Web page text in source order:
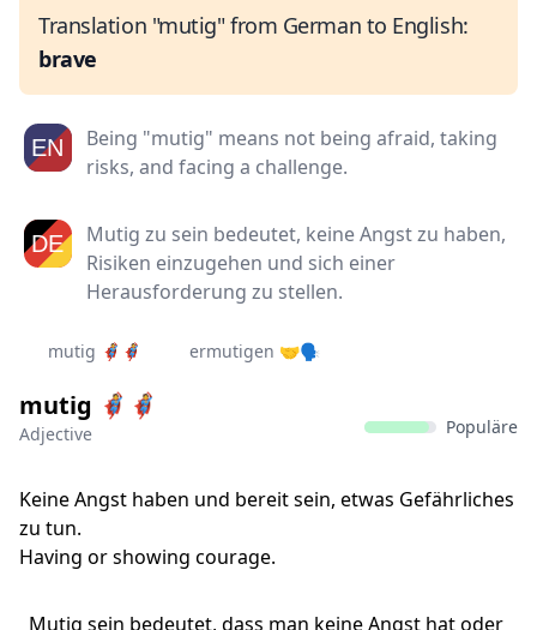
Translation "mutig" from German to English:
brave
Being "mutig" means not being afraid, taking
risks, and facing a challenge.
Mutig zu sein bedeutet, keine Angst zu haben,
Risiken einzugehen und sich einer
Herausforderung zu stellen.
mutig 🦸🦸 ermutigen 🤝🗣
mutig 🦸🦸‍
Adjective Populäre
Keine Angst haben und bereit sein, etwas Gefährliches
zu tun.
Having or showing courage.
Mutig sein bedeutet, dass man keine Angst hat oder